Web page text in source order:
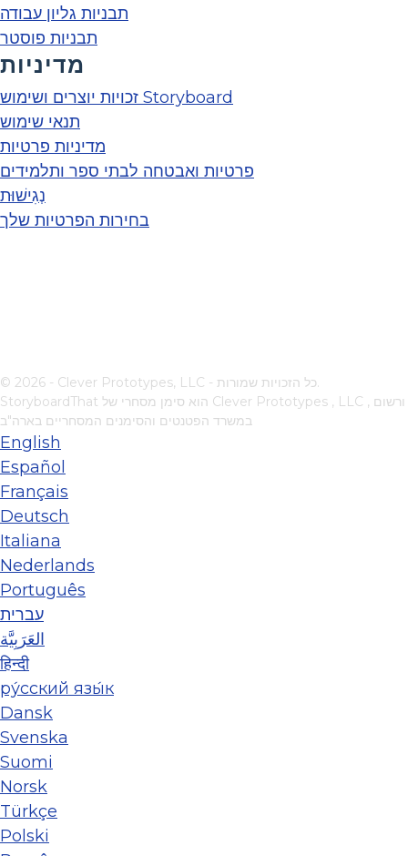
תבניות גליון עבודה
תבניות פוסטר
מדיניות
זכויות יוצרים ושימוש Storyboard
תנאי שימוש
מדיניות פרטיות
פרטיות ואבטחה לבתי ספר ותלמידים
נְגִישׁוּת
בחירות הפרטיות שלך
Clever Prototypes , LLC , ורשום
במשרד הפטנטים והסימנים המסחריים בארה"ב
English
Español
Français
Deutsch
Italiana
Nederlands
Português
עברית
العَرَبِيَّة
हिन्दी
ру́сский язы́к
Dansk
Svenska
Suomi
Norsk
Türkçe
Polski